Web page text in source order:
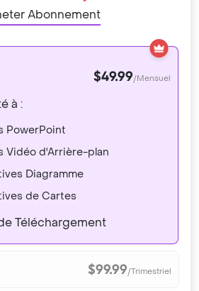
Abonnement
$49.99/Mensuel
à :
PowerPoint
Vidéo d'Arrière-plan
Diagramme
de Cartes
Téléchargement
$99.99/Trimestriel